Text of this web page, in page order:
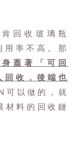
回收玻璃瓶
率不高。那
蓋著「可回
回收，後端也
可以做的，就
材料的回收鏈